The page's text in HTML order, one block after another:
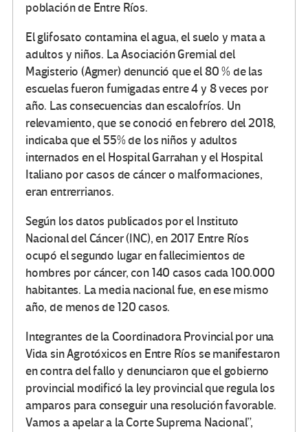
población de Entre Ríos.
El glifosato contamina el agua, el suelo y mata a
adultos y niños. La Asociación Gremial del
Magisterio (Agmer) denunció que el 80 % de las
escuelas fueron fumigadas entre 4 y 8 veces por
año. Las consecuencias dan escalofríos. Un
relevamiento, que se conoció en febrero del 2018,
indicaba que el 55% de los niños y adultos
internados en el Hospital Garrahan y el Hospital
Italiano por casos de cáncer o malformaciones,
eran entrerrianos.
Según los datos publicados por el Instituto
Nacional del Cáncer (INC), en 2017 Entre Ríos
ocupó el segundo lugar en fallecimientos de
hombres por cáncer, con 140 casos cada 100.000
habitantes. La media nacional fue, en ese mismo
año, de menos de 120 casos.
Integrantes de la Coordinadora Provincial por una
Vida sin Agrotóxicos en Entre Ríos se manifestaron
en contra del fallo y denunciaron que el gobierno
provincial modificó la ley provincial que regula los
amparos para conseguir una resolución favorable.
Vamos a apelar a la Corte Suprema Nacional”,